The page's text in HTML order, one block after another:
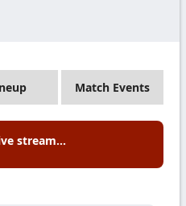
Match Events
stream...